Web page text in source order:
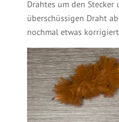
Drahtes um den Stecker
überschüssigen Draht
nochmal etwas